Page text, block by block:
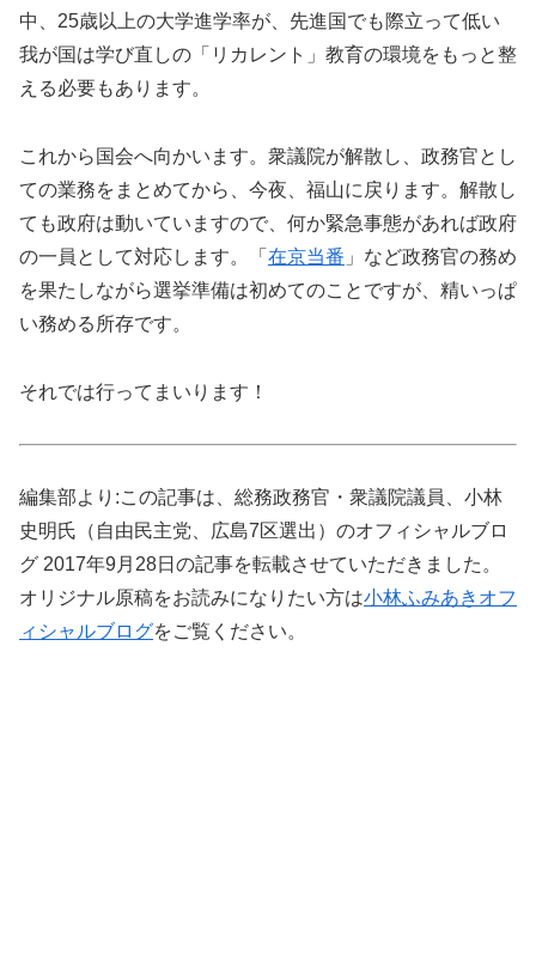
中、25歳以上の大学進学率が、先進国でも際立って低い
我が国は学び直しの「リカレント」教育の環境をもっと整
える必要もあります。
これから国会へ向かいます。衆議院が解散し、政務官とし
ての業務をまとめてから、今夜、福山に戻ります。解散し
ても政府は動いていますので、何か緊急事態があれば政府
の一員として対応します。「 在京当番 」など政務官の務め
を果たしながら選挙準備は初めてのことですが、精いっぱ
い務める所存です。
それでは行ってまいります！
編集部より:この記事は、総務政務官・衆議院議員、小林
史明氏（自由民主党、広島7区選出）のオフィシャルブロ
グ 2017年9月28日の記事を転載させていただきました。
オリジナル原稿をお読みになりたい方は小林ふみあきオフ
ィシャルブログをご覧ください。